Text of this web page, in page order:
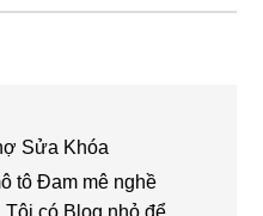
Sửa Khóa
tô Đam mê nghề
Tôi có Blog nhỏ để